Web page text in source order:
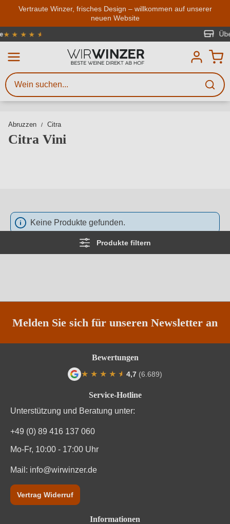
Zum Hauptinhalt springen
Vertraute Winzer, frisches Design – willkommen auf unserer
neuen Website
von 4.7 von 5 Sternen
Abruzzen Citra
Citra Vini
Produkte filtern
Keine Produkte gefunden.
Melden Sie sich für unseren Newsletter an
Service-Hotline
Unterstützung und Beratung unter:
+49 (0) 89 416 137 060
Mo-Fr, 10:00 - 17:00 Uhr
Mail: info@wirwinzer.de
Vertrag Widerruf
Informationen
Bewertungen
★ ★ ★ ★ ★
★ 4,7 (6.689)
Weinsuche
Mindestens 3 Zeichen eingeben
Beschreiben Sie, welchen Wein
Sie suchen – ob nach Geschmack,